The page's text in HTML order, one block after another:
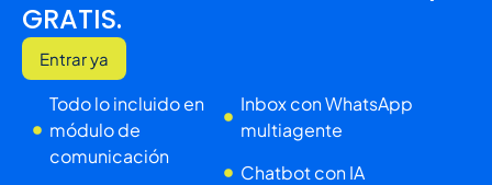
GRATIS.
Entrar ya
Todo lo incluido en
módulo de
comunicación
Inbox con WhatsApp
multiagente
Chatbot con IA